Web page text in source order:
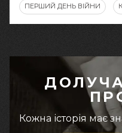
ПЕРШИЙ ДЕНЬ ВІЙНИ
Кожна історія має